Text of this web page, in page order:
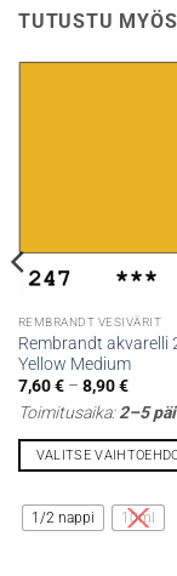
TUTUSTU MYÖS
REMBRANDT VESIVÄRIT
Rembrandt akvarelli
Yellow Medium
7,60€ – 8,90€
-
Toimitusaika:2–5
VALITSE
tuotteella
on
1/2 nappi 10ml